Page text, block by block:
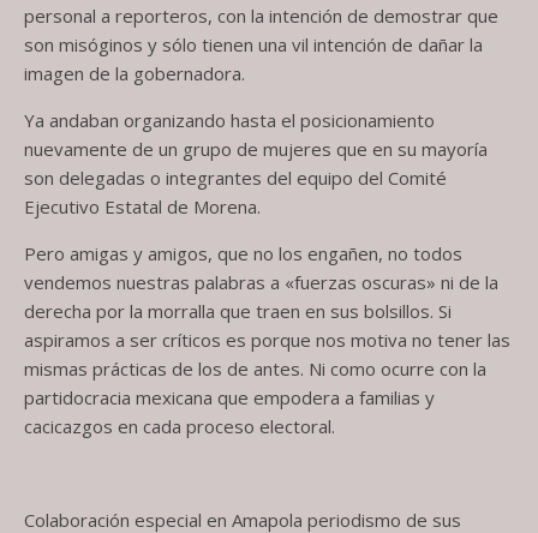
personal a reporteros, con la intención de demostrar que
son misóginos y sólo tienen una vil intención de dañar la
imagen de la gobernadora.
Ya andaban organizando hasta el posicionamiento
nuevamente de un grupo de mujeres que en su mayoría
son delegadas o integrantes del equipo del Comité
Ejecutivo Estatal de Morena.
Pero amigas y amigos, que no los engañen, no todos
vendemos nuestras palabras a «fuerzas oscuras» ni de la
derecha por la morralla que traen en sus bolsillos. Si
aspiramos a ser críticos es porque nos motiva no tener las
mismas prácticas de los de antes. Ni como ocurre con la
partidocracia mexicana que empodera a familias y
cacicazgos en cada proceso electoral.
Colaboración especial en Amapola periodismo de sus